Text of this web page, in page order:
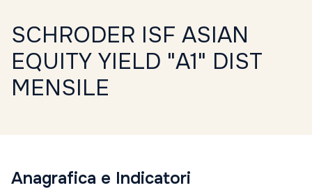
SCHRODER ISF ASIAN
EQUITY YIELD "A1" DIST
MENSILE
Anagrafica e Indicatori